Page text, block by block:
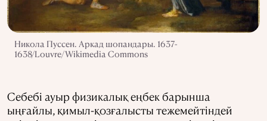
Никола Пуссен. Аркад шопандары. 1637-
1638/Louvre/Wikimedia Commons
Себебі ауыр физикалық еңбек барынша
ыңғайлы, қимыл-қозғалысты тежемейтіндей